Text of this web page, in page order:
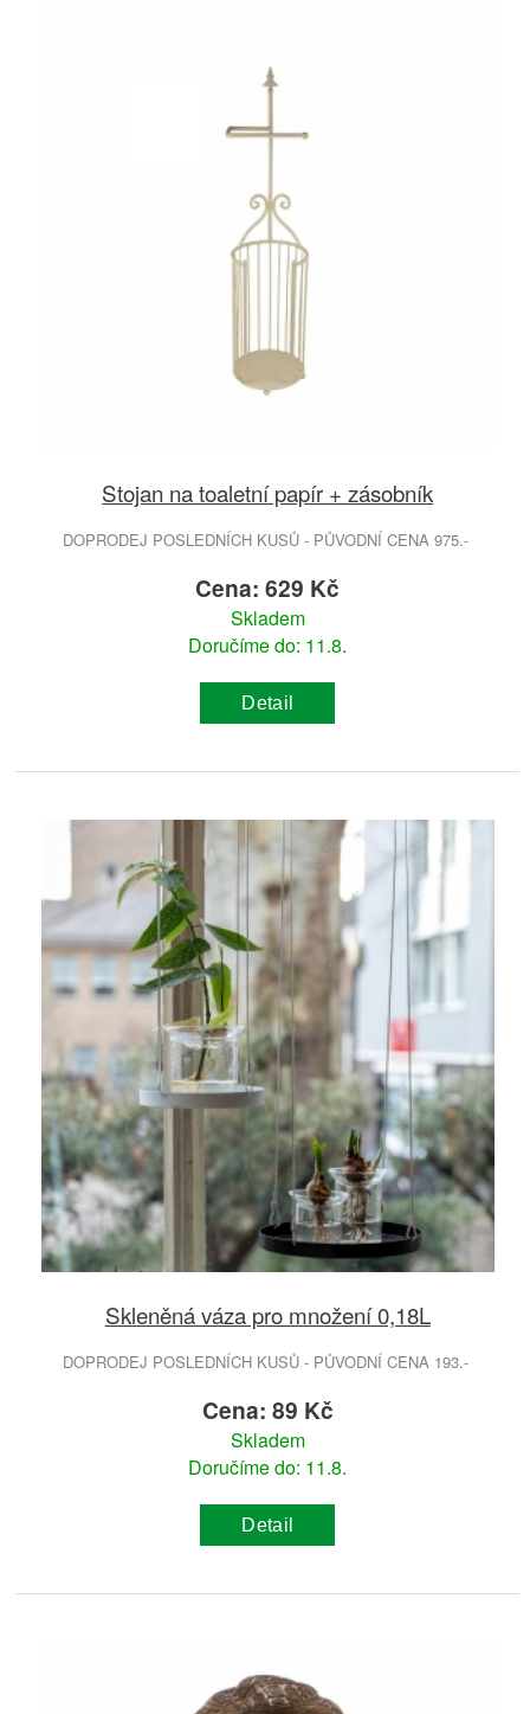
Stojan na toaletní papír + zásobník
DOPRODEJ POSLEDNÍCH KUSŮ - PŮVODNÍ CENA 975.-
Cena: 629 Kč
Skladem
Doručíme do: 11.8.
Detail
Skleněná váza pro množení 0,18L
DOPRODEJ POSLEDNÍCH KUSŮ - PŮVODNÍ CENA 193.-
Cena: 89 Kč
Skladem
Doručíme do: 11.8.
Detail